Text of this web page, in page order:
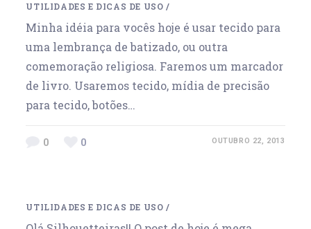
UTILIDADES E DICAS DE USO /
Minha idéia para vocês hoje é usar tecido para
uma lembrança de batizado, ou outra
comemoração religiosa. Faremos um marcador
de livro. Usaremos tecido, mídia de precisão
para tecido, botões…
0 0 OUTUBRO 22, 2013
UTILIDADES E DICAS DE USO /